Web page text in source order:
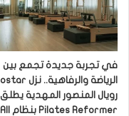
في تجربة جديدة تجمع بين
رويال المنصور المهدية يطلق
Pilates Reformer بنظام All